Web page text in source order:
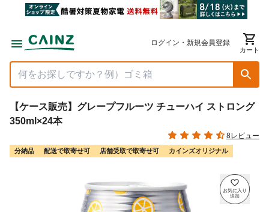
ログイン・新規会員登録
カート
【ケース販売】グレープフルーツ チューハイ ストロング
350ml×24本
8レビュー
分納品 配送で取寄せ可 店舗受取で取寄せ可 カインズオリジナル